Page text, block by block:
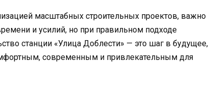
масштабных строительных проектов, важно
и усилий, но при правильном подходе
станции «Улица Доблести» — это шаг в будущее,
современным и привлекательным для